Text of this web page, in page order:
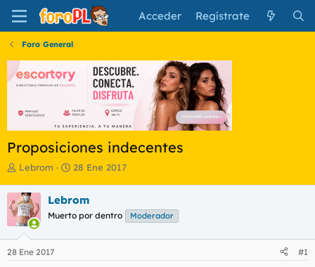
Acceder Regístrate
Foro General
Proposiciones indecentes
I
i
c
i
a
d
o
Lebrom
F
h
a
e
28 Ene 2017
Lebrom
Muerto por dentro Moderador
28 Ene 2017 #1